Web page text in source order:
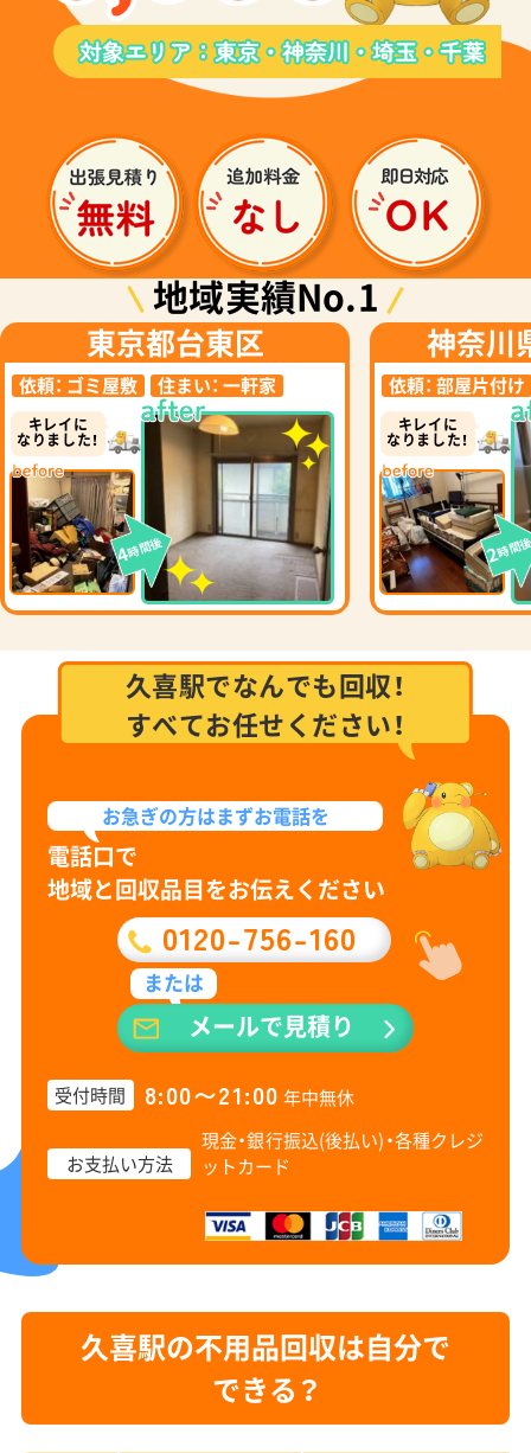
地域実績No.1
東京都台東区
依頼： ゴミ屋敷 住まい： 一軒家
キレイに
なりました！
4時間後
神奈川
依頼： 部屋片付け
キレイに
なりました！
2時間
久喜駅でなんでも回収！
すべてお任せください！
お急ぎの方はまずお電話を
電話口で
地域と回収品目をお伝えください
0120-756-160
または
メールで見積り
受付時間 8:00〜21:00 年中無休
お支払い方法
現金・銀行振込(後払い)・各種クレジ
ットカード
久喜駅の不用品回収は自分で
できる？